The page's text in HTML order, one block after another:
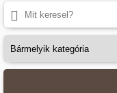
Szállás
Sport